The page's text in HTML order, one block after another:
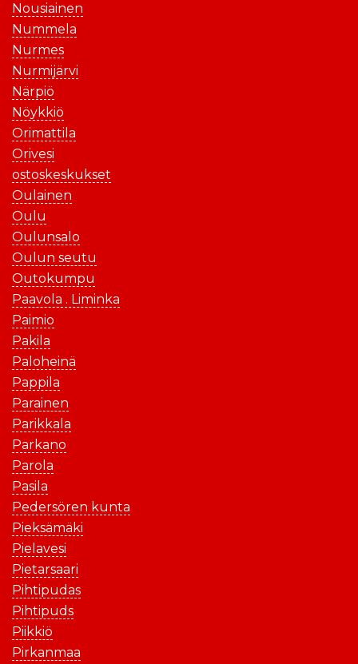
Nousiainen
Nummela
Nurmes
Nurmijärvi
Närpiö
Nöykkiö
Orimattila
Orivesi
ostoskeskukset
Oulainen
Oulu
Oulunsalo
Oulun seutu
Outokumpu
Paavola . Liminka
Paimio
Pakila
Paloheinä
Pappila
Parainen
Parikkala
Parkano
Parola
Pasila
Pedersören kunta
Pieksämäki
Pielavesi
Pietarsaari
Pihtipudas
Pihtipuds
Piikkiö
Pirkanmaa